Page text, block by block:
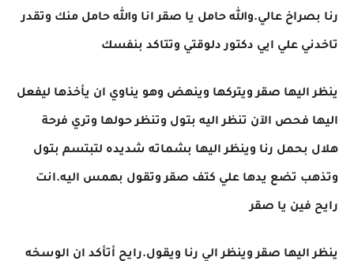
رنا بصراخ عالي.والله حامل يا صقر انا والله حامل منك وتقدر
تاخدني علي ايي دكتور دلوقتي وتتاكد بنفسك
ينظر اليها صقر ويتركها وينهض وهو يناوي ان يأخذها ليفعل
اليها فحص الآن تنظر اليه بتول وتنظر حولها وتري فرحة
هلال بحمل رنا وينظر اليها بشماته شديده لتبتسم بتول
وتذهب تضع يدها علي كتف صقر وتقول بهمس اليه.انت
رايح فين يا صقر
ينظر اليها صقر وينظر الي رنا ويقول.رايح أتأكد ان الوسخه